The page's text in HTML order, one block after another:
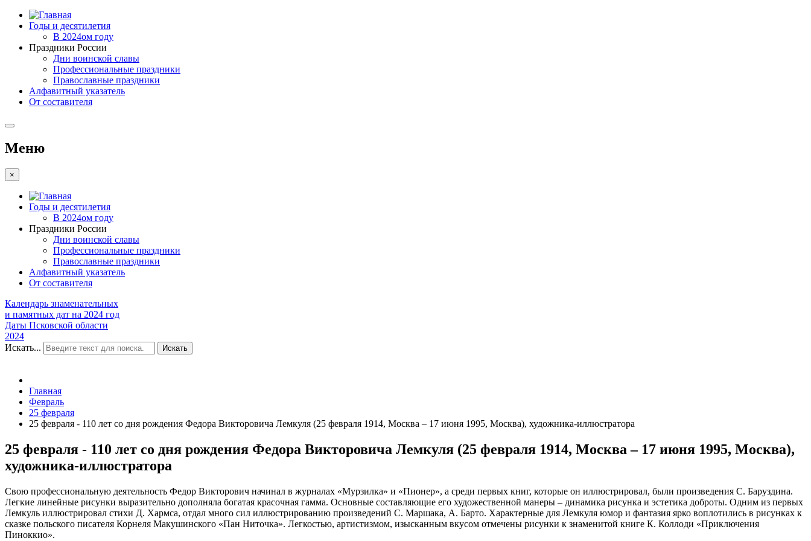
Годы и десятилетия
В 2024ом году
Праздники России
Дни воинской славы
Профессиональные праздники
Православные праздники
Алфавитный указатель
От составителя
Меню
×
Годы и десятилетия
В 2024ом году
Праздники России
Дни воинской славы
Профессиональные праздники
Православные праздники
Алфавитный указатель
От составителя
Календарь знаменательных
и памятных дат на 2024 год
Даты Псковской области
2024
Искать...
Искать
Главная
Февраль
25 февраля
25 февраля - 110 лет со дня рождения Федора Викторовича Лемкуля (25 февраля 1914, Москва – 17 июня 1995, Москва), художника-иллюстратора
25 февраля - 110 лет со дня рождения Федора Викторовича Лемкуля (25 февраля 1914, Москва – 17 июня 1995, Москва),
художника-иллюстратора
Свою профессиональную деятельность Федор Викторович начинал в журналах «Мурзилка» и «Пионер», а среди первых книг, которые он иллюстрировал, были произведения С. Баруздина.
Легкие линейные рисунки выразительно дополняла богатая красочная гамма. Основные составляющие его художественной манеры – динамика рисунка и эстетика доброты. Одним из первых
Лемкуль иллюстрировал стихи Д. Хармса, отдал много сил иллюстрированию произведений С. Маршака, А. Барто. Характерные для Лемкуля юмор и фантазия ярко воплотились в рисунках к
сказке польского писателя Корнеля Макушинского «Пан Ниточка». Легкостью, артистизмом, изысканным вкусом отмечены рисунки к знаменитой книге К. Коллоди «Приключения
Пиноккио».